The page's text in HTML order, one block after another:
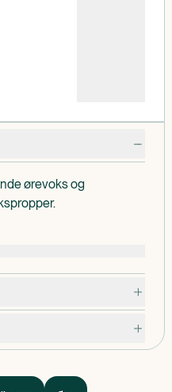
ørevoks og
punkteret, du er
efter øret